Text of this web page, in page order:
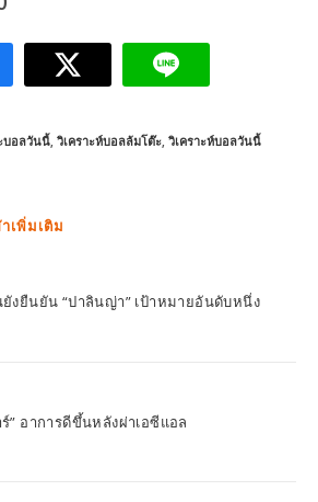
บอลวันนี้, วิเคราะห์บอลล้มโต๊ะ, วิเคราะห์บอลวันนี้
เพิ่มเติม
ยังยืนยัน “ปาลินญ่า” เป้าหมายอันดับหนึ่ง
ร์” อาการดีขึ้นหลังผ่าเอซีแอล